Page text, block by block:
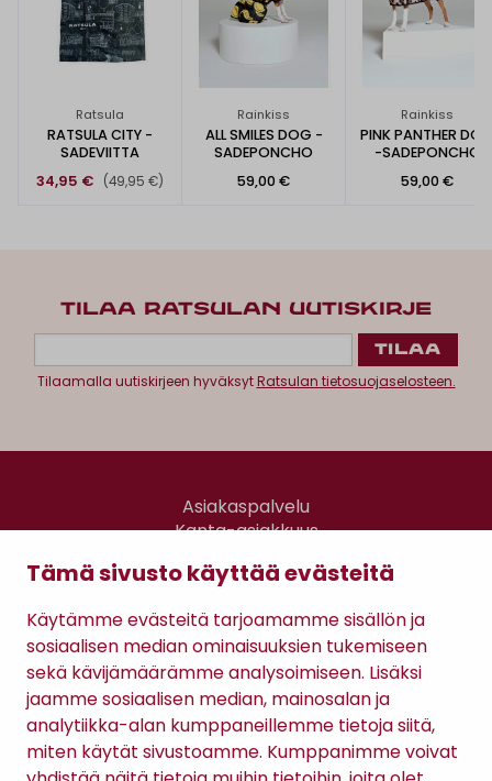
Tämä sivusto käyttää evästeitä
Käytämme evästeitä tarjoamamme sisällön ja
sosiaalisen median ominaisuuksien tukemiseen
sekä kävijämäärämme analysoimiseen. Lisäksi
jaamme sosiaalisen median, mainosalan ja
analytiikka-alan kumppaneillemme tietoja siitä,
miten käytät sivustoamme. Kumppanimme voivat
Ratsula
RATSULA CITY -
SADEVIITTA
34,95 €
(49,95 €)
Rainkiss
ALL SMILES DOG -
SADEPONCHO
59,00 €
Rainkiss
PINK PANTHER
-SADEPONCHO
59,00 €
TILAA RATSULAN UUTISKIRJE
Tilaamalla uutiskirjeen hyväksytRatsulan tietosuojaselosteen.
Asiakaspalvelu
Kanta-asiakkuus
Gomee Ratsula Café
Sopimusehdot
Tietosuojaseloste
Maksutavat